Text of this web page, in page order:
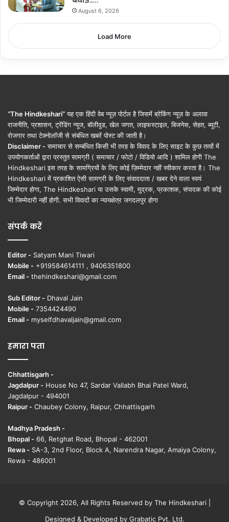
August 6, 2026
Load More
“The Hindkeshari”यह एक हिंदी वेब न्यूज़ पोर्टल है जिसमें ब्रेकिंग न्यूज़ के अलावा
राजनीति, प्रशासन, ट्रेंडिंग न्यूज, बॉलीवुड, खेल जगत, लाइफस्टाइल, बिजनेस, सेहत, ब्यूटी,
रोजगार तथा टेक्नोलॉजी से संबंधित खबरें पोस्ट की जाती है।
Disclaimer - समाचार से सम्बंधित किसी भी तरह के विवाद के लिए साइट के कुछ तत्वों में
उपयोगकर्ताओं द्वारा प्रस्तुत सामग्री ( समाचार / फोटो / विडियो आदि ) शामिल होगी The
Hindkeshari इस तरह के सामग्रियों के लिए कोई ज़िम्मेदार नहीं स्वीकार करता है। The
Hindkeshari में प्रकाशित ऐसी सामग्री के लिए संवाददाता / खबर देने वाला स्वयं
जिम्मेदार होगा, The Hindkeshari या उसके स्वामी, मुद्रक, प्रकाशक, संपादक की कोई
भी जिम्मेदारी नहीं होगी. सभी विवादों का न्यायक्षेत्र जगदलपुर होगा
संपर्क करें
Editor - Satyam Mani Tiwari
Mobile - +919584614111 , 9406351800
Email - thehindkeshari@gmail.com
Sub Editor - Dhaval Jain
Mobile - 7354424490
Email - myselfdhavaljain@gmail.com
हमारा पता
Chhattisgarh -
Jagdalpur - House No 47, Sardar Vallabh Bhai Patel Ward,
Jagdalpur - 494001
Raipur - Chaubey Colony, Raipur, Chhattisgarh
Madhya Pradesh -
Bhopal - 66, Retghat Road, Bhopal - 462001
Rewa - SA-3, 2nd Floor, Block A, Narendra Nagar, Amaiya Colony,
Rewa - 486001
© Copyright 2026, All Rights Reserved by The Hindkeshari |
Designed & Developed by Grabatic Pvt. Ltd.